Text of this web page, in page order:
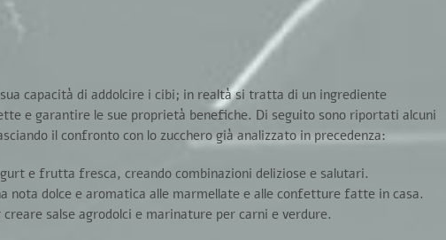
capacità di addolcire i cibi; in realtà si tratta di un ingrediente
e garantire le sue proprietà benefiche. Di seguito sono riportati alcuni
il confronto con lo zucchero già analizzato in precedenza:
e frutta fresca, creando combinazioni deliziose e salutari.
nota dolce e aromatica alle marmellate e alle confetture fatte in casa.
salse agrodolci e marinature per carni e verdure.